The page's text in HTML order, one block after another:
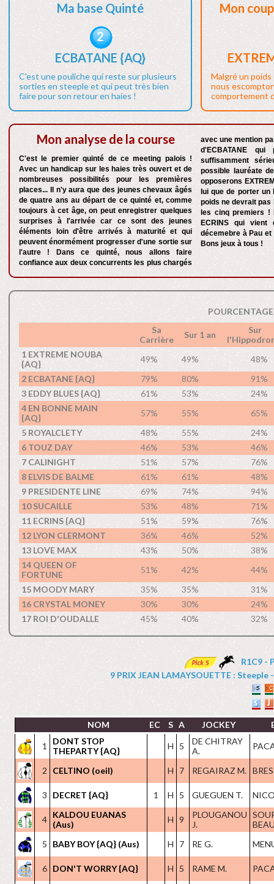
Ma base Quinté
2
ECBATANE {AQ}
C'est une pouliche qui reste sur plusieurs
sorties en steeple et qui peut très bien
faire pour son retour en haies !
Mon
Malgré un poids
nous
comportement
Mon analyse de la course
C'est le premier quinté de ce meeting palois !
Avec un handicap sur les haies très ouvert et de
nombreuses possibilités pour les premières
places... Il n'y aura que des jeunes chevaux âgés
de quatre ans au départ de ce quinté et, comme
toujours à cet âge, on peut enregistrer quelques
surprises à l'arrivée car ce sont des jeunes
éléments loin d'être arrivés à maturité et qui
peuvent énormément progresser d'une sortie sur
l'autre ! Dans ce quinté, nous allons faire
confiance aux deux concurrents les plus chargés
avec une mention
d'ECBATANE qui
suffisamment
possible lauréate
opposerons
lui que de porter
poids ne devrait
les cinq premiers !
ECRINS qui
décemebre à Pau
Bons jeux à tous !
Sa
Carrière
Sur 1 an
Sur
1 EXTREME NOUBA
{AQ}
49% 49%
48%
2 ECBATANE {AQ}
79% 80%
91%
3 EDDY BLUES {AQ}
61% 53%
24%
4 EN BONNE MAIN
{AQ}
57% 55%
65%
5 ROYALCLETY
48% 55%
24%
6 TOUZ DAY
46% 53%
46%
7 CALINIGHT
51% 57%
76%
8 ELVIS DE BALME
61% 61%
48%
9 PRESIDENTE LINE
69% 74%
94%
10 SUCAILLE
53% 48%
71%
11 ECRINS {AQ}
51% 59%
76%
12 LYON CLERMONT
36% 46%
52%
13 LOVE MAX
43% 50%
38%
14 QUEEN OF
FORTUNE
51% 42%
44%
15 MOODY MARY
35% 35%
31%
16 CRYSTAL MONEY
30% 30%
24%
17 ROI D'OUDALLE
45% 40% 32%
R1C9 -
9 PRIX JEAN LAMAYSOUETTE :
NOM EC S A JOCKEY
1
DONT STOP
THEPARTY {AQ}
H 5
DE CHITRAY
A.
2 CELTINO (oeil) H 7 REGAIRAZ M.
3 DECRET {AQ} 1 H 5 GUEGUEN T.
4 KALDOU EUANAS
(Aus)
H 9
PLOUGANOU
J.
5
BABY BOY {AQ} (Aus) H 7 RE G.
6 DON'T WORRY {AQ} H 5 RAME M.